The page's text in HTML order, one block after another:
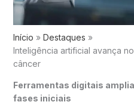
Início
Destaques
Inteligência artificial avança
câncer
Ferramentas digitais
fases iniciais